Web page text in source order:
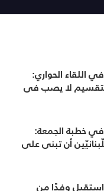
اللقاء الحواري:
لا يصب في
في خطبة الجمعة:
أن تبنى على
الوطنيّ
استقبل وفدًا من